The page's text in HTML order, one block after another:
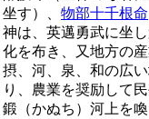
坐す）、 物部十千根命
神は、英邁勇武に坐
化を布き、又地方の
摂、河、泉、和の広
り、農業を奨励して
鍛（かぬち）河上を